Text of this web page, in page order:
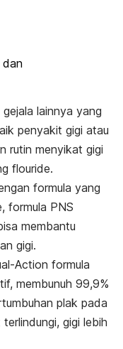
dan
lainnya yang
penyakit gigi atau
rutin menyikat gigi
flouride.
formula yang
formula PNS
membantu
gigi.
Action formula
membunuh 99,9%
plak pada
gigi lebih